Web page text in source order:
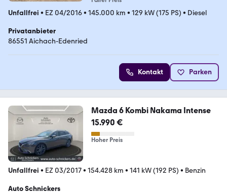
Unfallfrei • EZ 04/2016• 145.000 km • 129 kW (175 PS) • Diesel
Privatanbieter
86551 Aichach-Edenried
Kontakt Parken
Mazda 6 Kombi Nakama Intense
15.990 €
Hoher Preis
Unfallfrei • EZ 03/2017• 154.428 km • 141 kW (192 PS) • Benzin
Auto Schnickers